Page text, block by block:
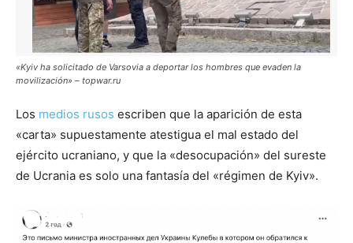
«Kyiv ha solicitado de Varsovia a deportar los hombres que evaden la
movilización» – topwar.ru
Los medios rusos escriben que la aparición de esta
«carta» supuestamente atestigua el mal estado del
ejército ucraniano, y que la «desocupación» del sureste
de Ucrania es solo una fantasía del «régimen de Kyiv».